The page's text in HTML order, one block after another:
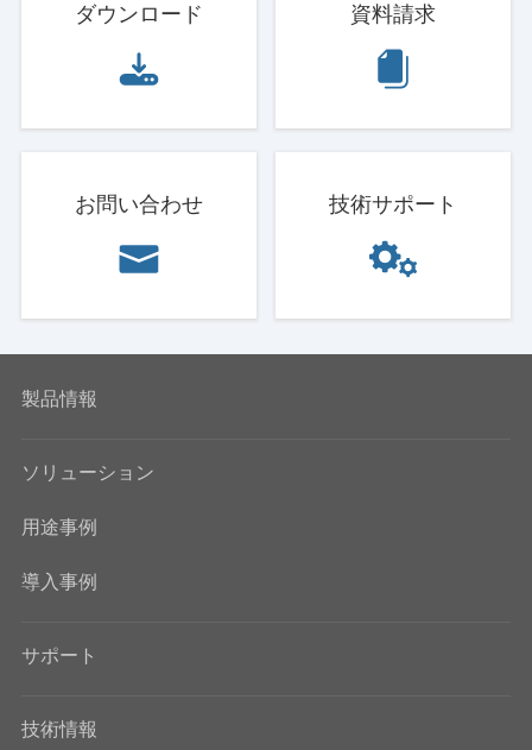
ダウンロード 資料請求
お問い合わせ 技術サポート
製品情報
ソリューション
用途事例
導入事例
サポート
技術情報